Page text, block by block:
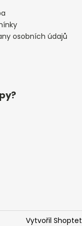
osobních údajů
Vytvořil Shoptet